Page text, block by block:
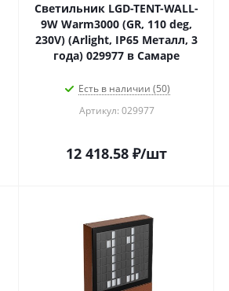
Светильник LGD-TENT-WALL-
9W Warm3000 (GR, 110 deg,
230V) (Arlight, IP65 Металл, 3
года) 029977 в Самаре
Есть в наличии (50)
Артикул: 029977
12 418.58 ₽/шт